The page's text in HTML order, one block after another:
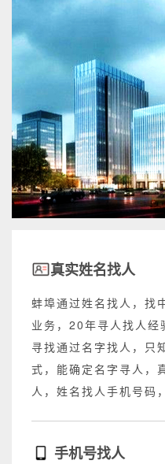
真实姓名找人
蚌埠通过姓名找人，找
业务，20年寻人找人经
寻找通过名字找人，只
式，能确定名字寻人，
人，姓名找人手机号码
手机号找人